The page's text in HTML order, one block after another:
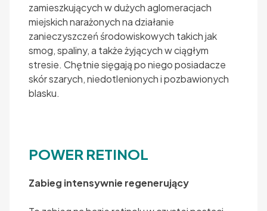
zamieszkujących w dużych aglomeracjach
miejskich narażonych na działanie
zanieczyszczeń środowiskowych takich jak
smog, spaliny, a także żyjących w ciągłym
stresie. Chętnie sięgają po niego posiadacze
skór szarych, niedotlenionych i pozbawionych
blasku.
POWER RETINOL
Zabieg intensywnie regenerujący